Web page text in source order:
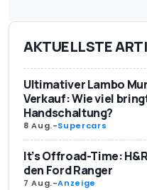
AKTUELLSTE
Ultimativer Lambo
Verkauf: Wie viel
Handschaltung?
8 Aug.-Supercars
It’s Offroad-Time:
den Ford Ranger
7 Aug.-Anzeige